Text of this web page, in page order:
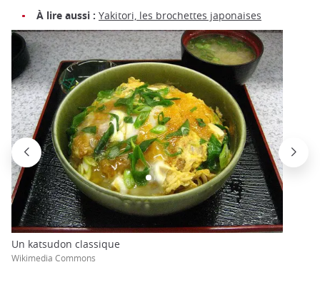
À lire aussi : Yakitori, les brochettes japonaises
Un katsudon classique
Wikimedia Commons